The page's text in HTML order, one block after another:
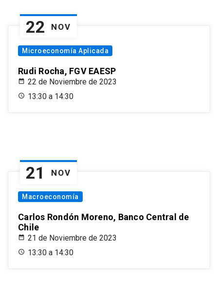
22 NOV
Microeconomía Aplicada
Rudi Rocha, FGV EAESP
22 de Noviembre de 2023
13:30 a 14:30
21 NOV
Macroeconomía
Carlos Rondón Moreno, Banco Central de
Chile
21 de Noviembre de 2023
13:30 a 14:30